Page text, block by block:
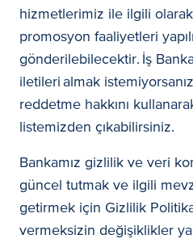
hizmetlerimiz ile ilgili olarak
promosyon faaliyetleri
gönderilebilecektir. İş
iletileri almak
reddetme hakkını
listemizden çıkabilirsiniz.
Bankamız gizlilik ve veri
güncel tutmak ve ilgili
getirmek için Gizlilik
vermeksizin değişiklikler